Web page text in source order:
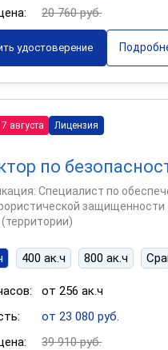
20 760 руб.
удостоверение
августа Лицензия
по
Специалист по
защищенности
400 ак.ч 800 ак.ч
от 256 ак.ч
от 23 080 руб.
39 910 руб.